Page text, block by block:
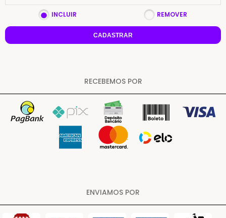
INCLUIR REMOVER
CADASTRAR
RECEBEMOS POR
ENVIAMOS POR